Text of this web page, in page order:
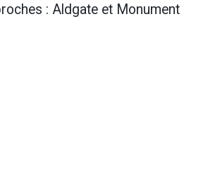
: Aldgate et Monument